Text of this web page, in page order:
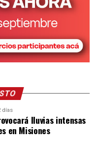
de esa escena
silla para ver por
la nena llorando
noche”, describió.
en mi casa también
casa de la vecina y
encerrada en una
cocinarle y
días
lluvias intensas
en Misiones